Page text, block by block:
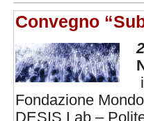
Convegno
Fondazione
DESIS Lab –